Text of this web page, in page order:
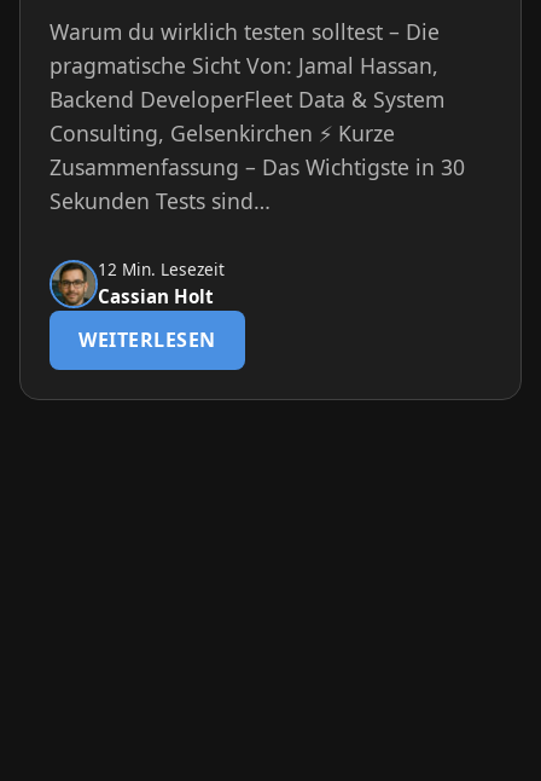
Warum du wirklich testen solltest – Die
pragmatische Sicht Von: Jamal Hassan,
Backend DeveloperFleet Data & System
Consulting, Gelsenkirchen ⚡ Kurze
Zusammenfassung – Das Wichtigste in 30
Sekunden Tests sind…
Cassian Holt
12 Min. Lesezeit
WEITERLESEN